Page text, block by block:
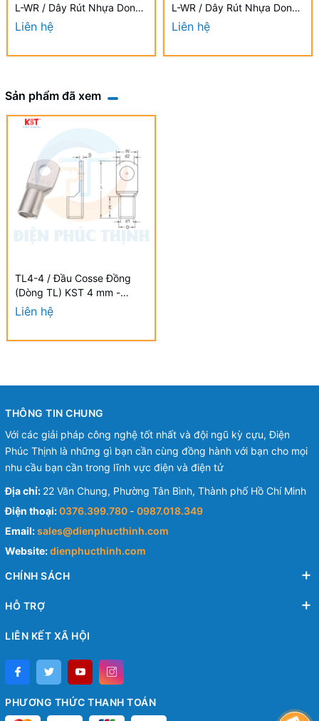
L-WR / Dây Rút Nhựa Dong-
A 9.0×1000mm Chống UV
Liên hệ
L-WR / Dây Rút Nhựa Dong-
A 9.0×880mm Chống UV
Liên hệ
Sản phẩm đã xem
TL4-4 / Đầu Cosse Đồng
(Dòng TL) KST 4 mm -
NON-INSULATED COPPER
TUBULAR LUGS (TL
Liên hệ
THÔNG TIN CHUNG
Với các giải pháp công nghệ tốt nhất và đội ngũ kỳ cựu, Điện
Phúc Thịnh là những gì bạn cần cùng đồng hành với bạn cho mọi
nhu cầu bạn cần trong lĩnh vực điện và điện tử
Địa chỉ: 22 Văn Chung, Phường Tân Bình, Thành phố Hồ Chí Minh
Điện thoại:0376.399.780 - 0987.018.349
Email:sales@dienphucthinh.com
Website:dienphucthinh.com
CHÍNH SÁCH
HỖ TRỢ
LIÊN KẾT XÃ HỘI
PHƯƠNG THỨC THANH TOÁN